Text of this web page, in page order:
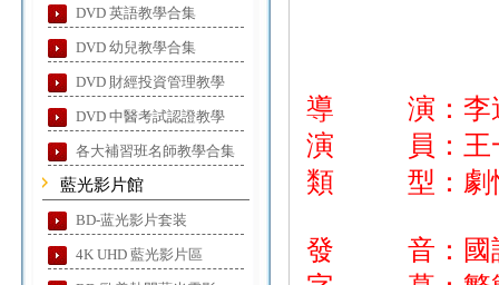
DVD 英語教學合集
DVD 幼兒教學合集
DVD 財經投資管理教學
DVD 中醫考試認證教學
各大補習班名師教學合集
藍光影片館
BD-蓝光影片套装
4K UHD 藍光影片區
導 演：李
演 員：王一
類 型：劇
發 音：國